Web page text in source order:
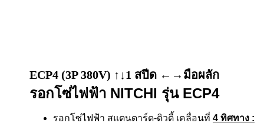
ECP4 (3P 380V) ↑↓1 สปีด ←→มือผลัก
รอกโซ่ไฟฟ้า NITCHI รุ่น ECP4
รอกโซ่ไฟฟ้า สแตนดาร์ด-ดิวตี้ เคลื่อนที่ 4 ทิศทาง :